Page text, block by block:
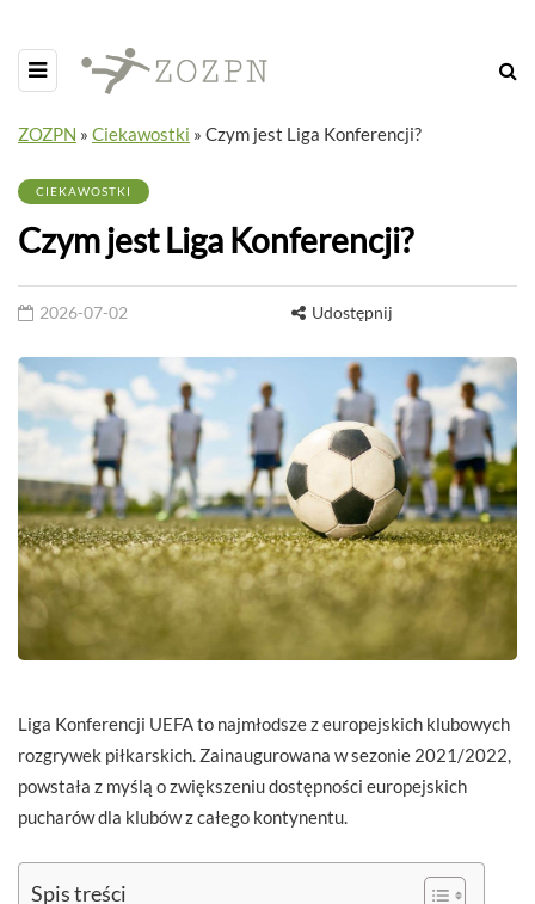
ZOZPN » Ciekawostki » Czym jest Liga Konferencji?
CIEKAWOSTKI
Czym jest Liga Konferencji?
2026-07-02 Udostępnij
Liga Konferencji UEFA to najmłodsze z europejskich klubowych
rozgrywek piłkarskich. Zainaugurowana w sezonie 2021/2022,
powstała z myślą o zwiększeniu dostępności europejskich
pucharów dla klubów z całego kontynentu.
Spis treści